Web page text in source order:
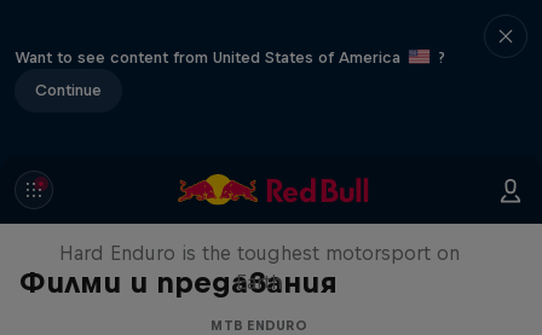
Want to see content from United States of America
?
Continue
Филми и предавания
Hard Enduro 2025: The Hardest
Season Yet?
Hard Enduro is the toughest motorsport on
Earth
MTB ENDURO